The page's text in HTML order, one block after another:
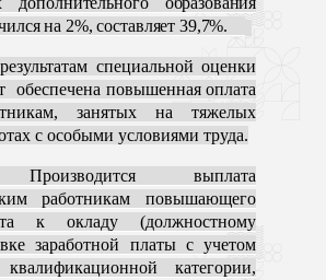
на 2%, составляет 39,7%.
специальной оценки
обеспечена повышенная оплата
занятых на тяжелых
с особыми условиями труда.
выплата
работникам повышающего
к окладу (должностному
заработной платы с учетом
категории,